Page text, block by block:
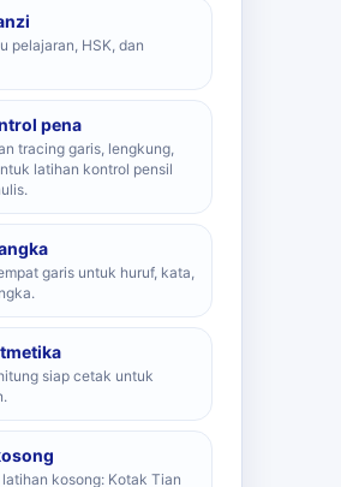
pelajaran, HSK, dan
pena
tracing garis, lengkung,
latihan kontrol pensil
garis untuk huruf, kata,
siap cetak untuk
kosong: Kotak Tian